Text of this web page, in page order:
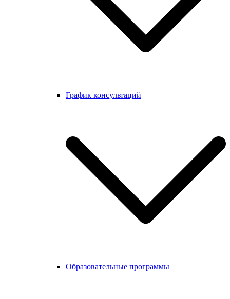
График консультаций
Образовательные программы